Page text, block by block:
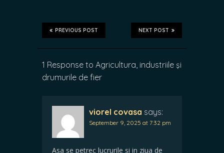
NEXT POST
PREVIOUS POST
1 Response to Agricultura, industriile şi
drumurile de fier
viorel covasa says:
September 9, 2025 at 7:32 pm
Asa se petrec lucrurile si in ziua de